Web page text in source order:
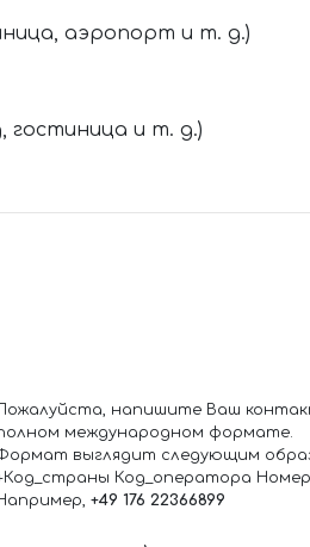
аэропорт и т. д.)
гостиница и т. д.)
напишите Ваш
международном формате.
выглядит следующим
Код_оператора Номер
+49 176 22366899